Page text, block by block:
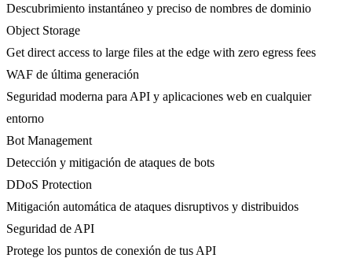
Descubrimiento instantáneo y preciso de nombres de dominio
Object Storage
Get direct access to large files at the edge with zero egress fees
WAF de última generación
Seguridad moderna para API y aplicaciones web en cualquier
entorno
Bot Management
Detección y mitigación de ataques de bots
DDoS Protection
Mitigación automática de ataques disruptivos y distribuidos
Seguridad de API
Protege los puntos de conexión de tus API